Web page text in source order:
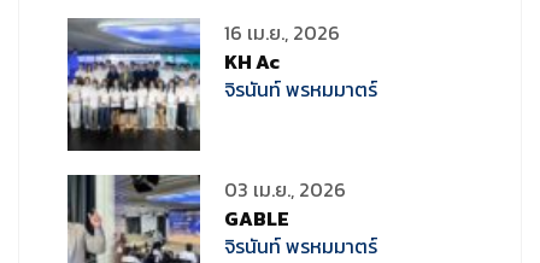
16 เม.ย., 2026
KH Ac
จิรนันท์ พรหมมาตร์
03 เม.ย., 2026
GABLE
จิรนันท์ พรหมมาตร์